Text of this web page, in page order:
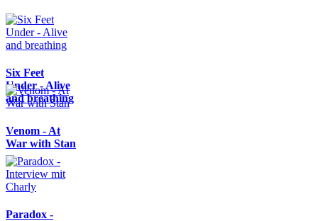
Six Feet
Under - Alive
and breathing
Venom - At
War with Stan
Paradox -